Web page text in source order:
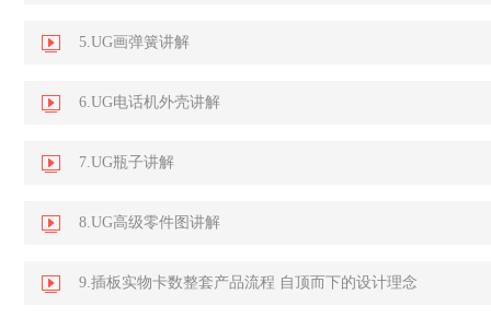
5.UG画弹簧讲解
6.UG电话机外壳讲解
7.UG瓶子讲解
8.UG高级零件图讲解
9.插板实物卡数整套产品流程 自顶而下的设计理念